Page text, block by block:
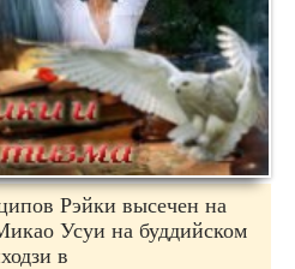
Рэйки высечен на
Усуи на буддийском
в